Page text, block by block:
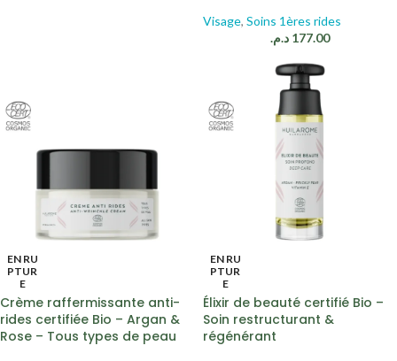
Visage, Soins 1ères rides
177.00 د.م.
EN RU
PTUR
E
Crème raffermissante anti-
rides certifiée Bio – Argan &
Rose – Tous types de peau
EN RU
PTUR
E
Élixir de beauté certifié Bio –
Soin restructurant &
régénérant